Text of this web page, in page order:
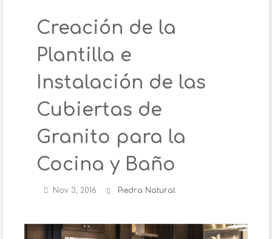
Creación de la
Plantilla e
Instalación de las
Cubiertas de
Granito para la
Cocina y Baño
Nov 3, 2016 Piedra Natural